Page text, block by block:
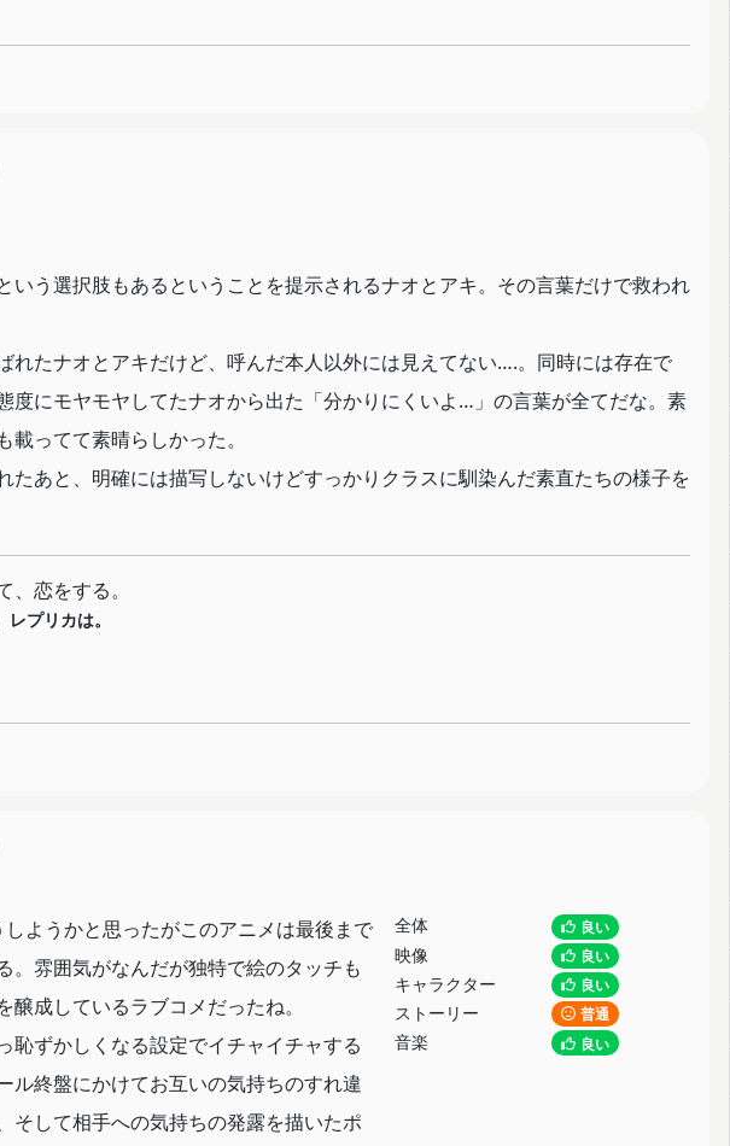
を取ったのかは明示されないというラ
けも見事で、ちょっとした声色でどっ
いう選択肢もあるということを提示されるナオとアキ。その言葉だけで救われ
れたナオとアキだけど、呼んだ本人以外には見えてない….。同時には存在で
度にモヤモヤしてたナオから出た「分かりにくいよ…」の言葉が全てだな。素
ってて素晴らしかった。
たあと、明確には描写しないけどすっかりクラスに馴染んだ素直たちの様子を
、恋をする。
レプリカは。
全体 良い
映像 良い
キャラクター 良い
ストーリー 普通
音楽 良い
ようかと思ったがこのアニメは最後まで
。雰囲気がなんだが独特で絵のタッチも
成しているラブコメだったね。
恥ずかしくなる設定でイチャイチャする
ル終盤にかけてお互いの気持ちのすれ違
そして相手への気持ちの発露を描いたポ